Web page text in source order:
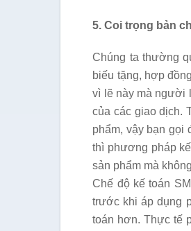
5. Coi trọng bản
Chúng ta thường
biếu tặng, hợp
vì lẽ này mà người
của các giao dịch.
phẩm, vậy bạn gọi
thì phương pháp
sản phẩm mà
Chế độ kế toán
trước khi áp dụng
toán hơn. Thực tế